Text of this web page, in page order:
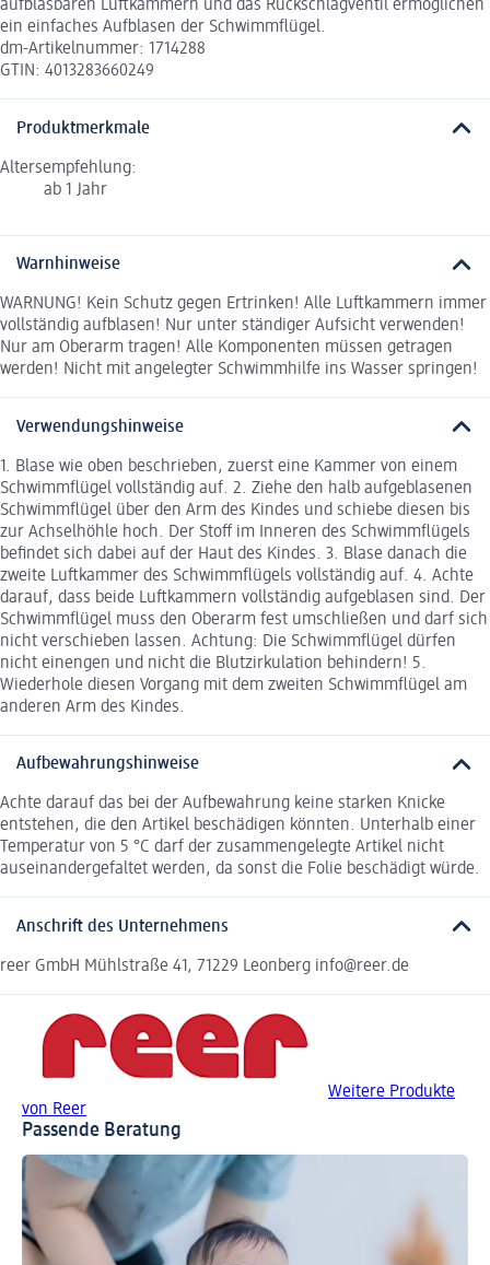
aufblasbaren Luftkammern und das Rückschlagventil ermöglichen
ein einfaches Aufblasen der Schwimmflügel.
dm-Artikelnummer: 1714288
GTIN: 4013283660249
Produktmerkmale
Altersempfehlung:
ab 1 Jahr
Warnhinweise
WARNUNG! Kein Schutz gegen Ertrinken! Alle Luftkammern immer
vollständig aufblasen! Nur unter ständiger Aufsicht verwenden!
Nur am Oberarm tragen! Alle Komponenten müssen getragen
werden! Nicht mit angelegter Schwimmhilfe ins Wasser springen!
Verwendungshinweise
1. Blase wie oben beschrieben, zuerst eine Kammer von einem
Schwimmflügel vollständig auf. 2. Ziehe den halb aufgeblasenen
Schwimmflügel über den Arm des Kindes und schiebe diesen bis
zur Achselhöhle hoch. Der Stoff im Inneren des Schwimmflügels
befindet sich dabei auf der Haut des Kindes. 3. Blase danach die
zweite Luftkammer des Schwimmflügels vollständig auf. 4. Achte
darauf, dass beide Luftkammern vollständig aufgeblasen sind. Der
Schwimmflügel muss den Oberarm fest umschließen und darf sich
nicht verschieben lassen. Achtung: Die Schwimmflügel dürfen
nicht einengen und nicht die Blutzirkulation behindern! 5.
Wiederhole diesen Vorgang mit dem zweiten Schwimmflügel am
anderen Arm des Kindes.
Aufbewahrungshinweise
Achte darauf das bei der Aufbewahrung keine starken Knicke
entstehen, die den Artikel beschädigen könnten. Unterhalb einer
Temperatur von 5 °C darf der zusammengelegte Artikel nicht
auseinandergefaltet werden, da sonst die Folie beschädigt würde.
Anschrift des Unternehmens
reer GmbH Mühlstraße 41, 71229 Leonberg info@reer.de
Weitere Produkte
von Reer
Passende Beratung